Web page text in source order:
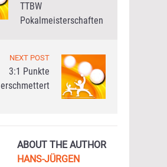
TTBW
Pokalmeisterschaften
NEXT POST
3:1 Punkte
erschmettert
ABOUT THE AUTHOR
HANS-JÜRGEN